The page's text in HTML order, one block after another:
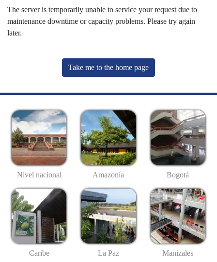
The server is temporarily unable to service your request due to
maintenance downtime or capacity problems. Please try again
later.
Take me to the home page
Nivel nacional Amazonía Bogotá
Caribe La Paz Manizales